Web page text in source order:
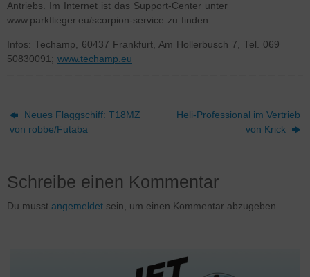
Antriebs. Im Internet ist das Support-Center unter
www.parkflieger.eu/scorpion-service zu finden.
Infos: Techamp, 60437 Frankfurt, Am Hollerbusch 7, Tel. 069
50830091; www.techamp.eu
Neues Flaggschiff: T18MZ
von robbe/Futaba
Heli-Professional im Vertrieb
von Krick
Schreibe einen Kommentar
Du musst angemeldet sein, um einen Kommentar abzugeben.